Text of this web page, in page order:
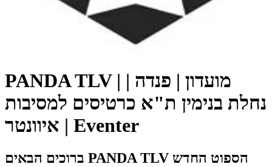
PANDA TLV | מועדון | פנדה |
נחלת בנימין ת"א כרטיסים למסיבות
| איוונטר Eventer
ברוכים הבאים PANDA TLV הספוט החדש